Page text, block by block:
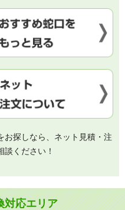
お探しなら、ネット見積・注
ください！
対応エリア